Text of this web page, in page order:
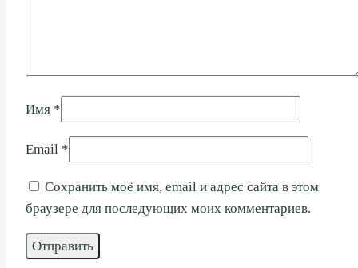
Имя *
Email *
Сохранить моё имя, email и адрес сайта в этом
браузере для последующих моих комментариев.